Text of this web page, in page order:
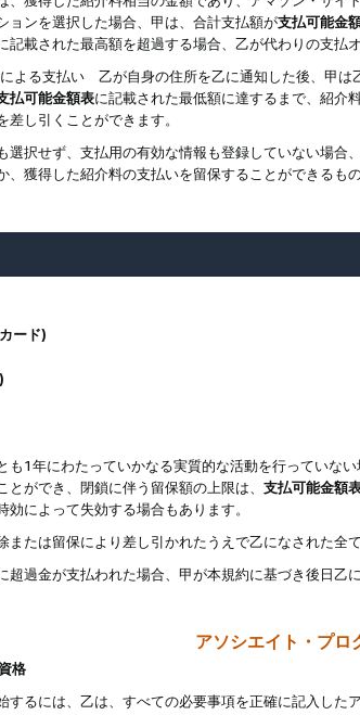
ョンを選択した場合、甲は、合計支払額が支払可能金
記載された最高額を超過する場合、乙が代わりの支払
よる支払い 乙が自身の住所を乙に通知した後、甲は
払可能金額表に記載された最低額に達するまで、紹介
し引くことができます。
選択せず、支払用の有効な情報も登録していない場
、獲得した紹介料の支払いを留保することができるもの
ード)
も1年にわたっていかなる実質的な活動を行っていな
ができ、閉鎖に伴う留保額の上限は、 支払可能金額
によって失効する場合もあります。
または留保により差し引かれたうえで乙になされた全
超過金が支払われた場合、甲が本規約に基づき後日乙
アソシエイト・プロ
格
するには、乙は、すべての必要事項を正確に記入し